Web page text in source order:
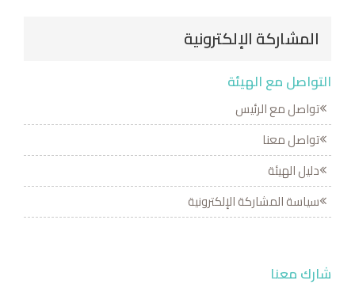
المشاركة الإلكترونية
التواصل مع الهيئة
تواصل مع الرئيس
تواصل معنا
دليل الهيئة
سياسة المشاركة الإلكترونية
شارك معنا